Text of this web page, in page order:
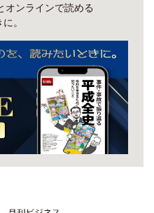
オンラインで読める
。